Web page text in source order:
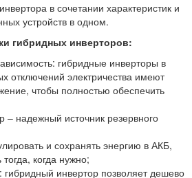
в сочетании характеристик и
устройств в одном.
гибридных инверторов:
гибридные инверторы в
отключений электричества имеют
чтобы полностью обеспечить
– надежный источник резервного
и сохранять энергию в АКБ,
когда нужно;
гибридный инвертор позволяет дешево